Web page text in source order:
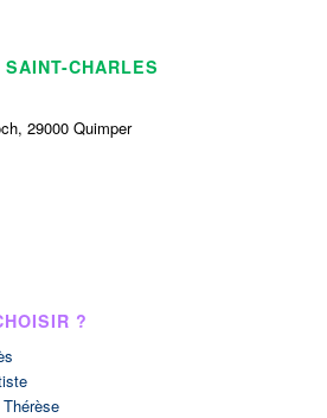
CHARLES
29000 Quimper
?